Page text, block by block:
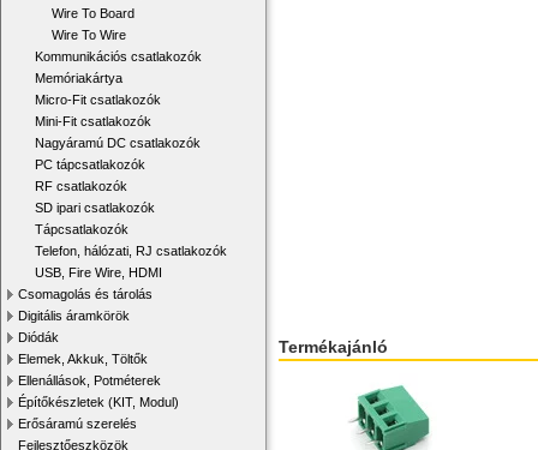
Wire To Board
Wire To Wire
Kommunikációs csatlakozók
Memóriakártya
Micro-Fit csatlakozók
Mini-Fit csatlakozók
Nagyáramú DC csatlakozók
PC tápcsatlakozók
RF csatlakozók
SD ipari csatlakozók
Tápcsatlakozók
Telefon, hálózati, RJ csatlakozók
USB, Fire Wire, HDMI
Csomagolás és tárolás
Digitális áramkörök
Diódák
Elemek, Akkuk, Töltők
Ellenállások, Potméterek
Építőkészletek (KIT, Modul)
Erősáramú szerelés
Fejlesztőeszközök
Termékajánló